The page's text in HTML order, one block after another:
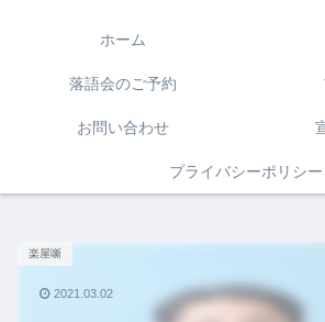
ホーム
落語会のご予約
お問い合わせ
プライバシーポリシー
楽屋噺
2021.03.02